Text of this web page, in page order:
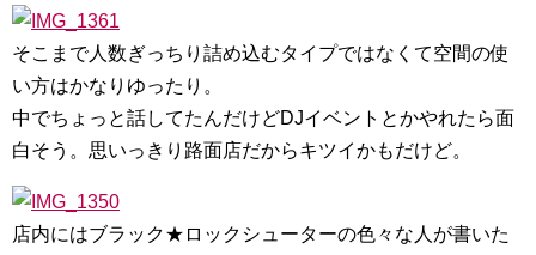
そこまで人数ぎっちり詰め込むタイプではなくて空間の使
い方はかなりゆったり。
中でちょっと話してたんだけどDJイベントとかやれたら面
白そう。思いっきり路面店だからキツイかもだけど。
店内にはブラック★ロックシューターの色々な人が書いた